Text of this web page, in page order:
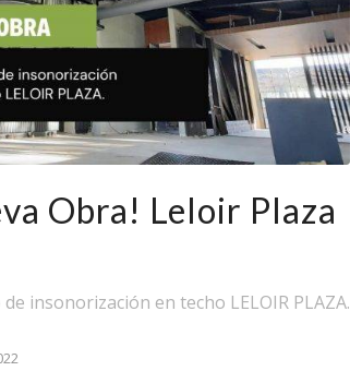
Obra! Leloir Plaza
insonorización en techo LELOIR PLAZA.